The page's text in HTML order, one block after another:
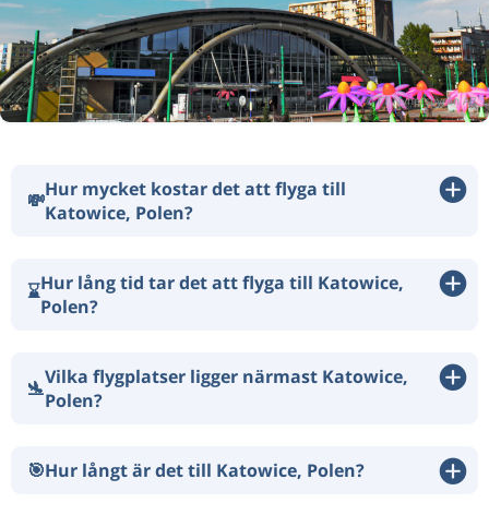
💸Hur mycket kostar det att flyga till
Katowice, Polen?
⌛Hur lång tid tar det att flyga till Katowice,
Polen?
🛬Vilka flygplatser ligger närmast Katowice,
Polen?
🎯Hur långt är det till Katowice, Polen?